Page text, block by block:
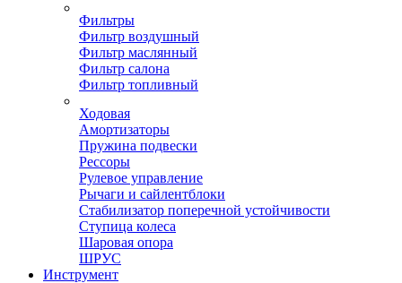
Фильтры
Фильтр воздушный
Фильтр маслянный
Фильтр салона
Фильтр топливный
Ходовая
Амортизаторы
Пружина подвески
Рессоры
Рулевое управление
Рычаги и сайлентблоки
Стабилизатор поперечной устойчивости
Ступица колеса
Шаровая опора
ШРУС
Инструмент